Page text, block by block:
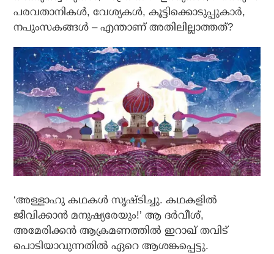
പരവതാനികള്‍, വേശ്യകള്‍, കൂട്ടിക്കൊടുപ്പുകാര്‍,
നപുംസകങ്ങള്‍ – എന്താണ് അതിലില്ലാത്തത്?
‘അള്ളാഹു കഥകള്‍ സൃഷ്ടിച്ചു. കഥകളില്‍
ജീവിക്കാന്‍ മനുഷ്യരേയും!’ ആ ദര്‍വീശ്,
അമേരിക്കന്‍ ആക്രമണത്തില്‍ ഇറാഖ് തവിട്
പൊടിയാവുന്നതില്‍ ഏറെ ആശങ്കപ്പെട്ടു.